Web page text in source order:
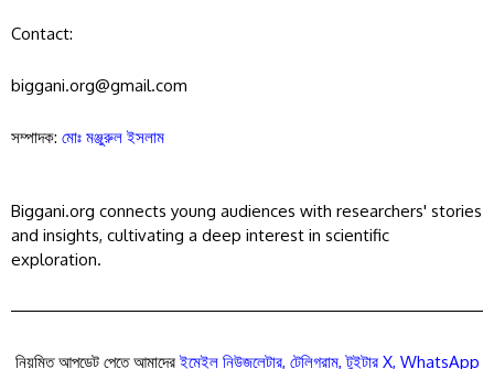
Contact:
biggani.org@gmail.com
সম্পাদক: মোঃ মঞ্জুরুল ইসলাম
Biggani.org connects young audiences with researchers' stories
and insights, cultivating a deep interest in scientific
exploration.
নিয়মিত আপডেট পেতে আমাদেরইমেইল নিউজলেটার, টেলিগ্রাম,টুইটার X, WhatsApp